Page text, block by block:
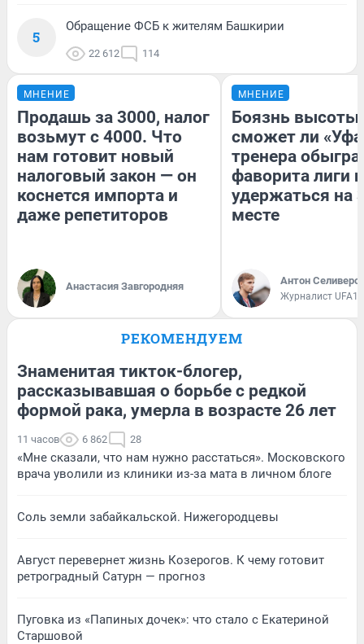
5
Обращение ФСБ к жителям Башкирии
22 612 114
МНЕНИЕ
Продашь за 3000, налог
возьмут с 4000. Что
нам готовит новый
налоговый закон — он
коснется импорта и
даже репетиторов
Анастасия Завгородняя
МНЕНИЕ
Боязнь высоты:
сможет ли
тренера
фаворита лиги и
удержаться на
месте
Антон
Журналист
РЕКОМЕНДУЕМ
Знаменитая тикток-блогер,
рассказывавшая о борьбе с редкой
формой рака, умерла в возрасте 26 лет
11 часов 6 862 28
«Мне сказали, что нам нужно расстаться». Московского
врача уволили из клиники из-за мата в личном блоге
Соль земли забайкальской. Нижегородцевы
Август перевернет жизнь Козерогов. К чему готовит
ретроградный Сатурн — прогноз
Пуговка из «Папиных дочек»: что стало с Екатериной
Старшовой